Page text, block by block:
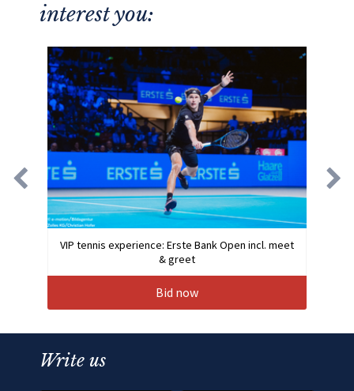
interest you:
VIP tennis experience: Erste Bank Open incl. meet
& greet
Bid now
Write us